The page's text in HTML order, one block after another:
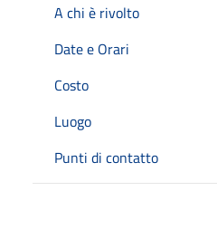
A chi è rivolto
Date e Orari
Costo
Luogo
Punti di contatto